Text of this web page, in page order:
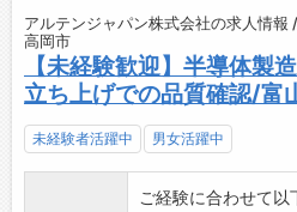
アルテンジャパン株式会社の求人情報
高岡市
【未経験歓迎】半導体製
立ち上げでの品質確認/富
未経験者活躍中 男女活躍中
ご経験に合わせて